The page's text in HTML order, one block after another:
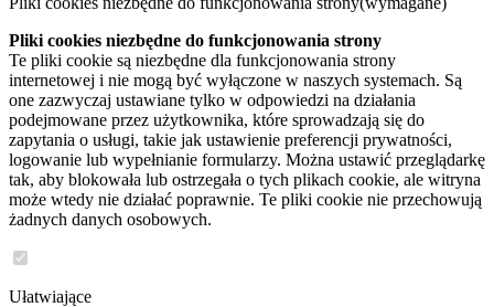
Pliki cookies niezbędne do funkcjonowania strony
Te pliki cookie są niezbędne dla funkcjonowania strony
internetowej i nie mogą być wyłączone w naszych systemach. Są
one zazwyczaj ustawiane tylko w odpowiedzi na działania
podejmowane przez użytkownika, które sprowadzają się do
zapytania o usługi, takie jak ustawienie preferencji prywatności,
logowanie lub wypełnianie formularzy. Można ustawić przeglądarkę
tak, aby blokowała lub ostrzegała o tych plikach cookie, ale witryna
może wtedy nie działać poprawnie. Te pliki cookie nie przechowują
żadnych danych osobowych.
Ułatwiające